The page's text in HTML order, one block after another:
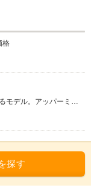
格
アルファ156の後継モデルでラインナップの中心となるモデル。アッパーミドルクラスながら、ひと回り大きくなったボディはジウジアーロと共同でデザインされ、スポーティさやアグレッシブさなどが強調されている。6連ヘッドラップやバンパーに食い込む盾型のグリルなど、アルファのDNAも色濃く出ている。エンジンは2.2Lの直4JTSエンジンのみで、左ハンドルの6速MT車だけの設定だが、右ハンドル車の追加も予定されている。デジタルディスプレーをはじめ、クルーズコントロール、ライトセンサーなどの快適装備、VDCなどの安全装備が標準装備される。(2006.2）
探す